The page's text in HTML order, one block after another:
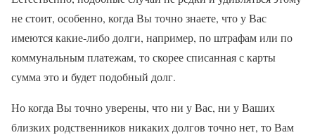
не стоит, особенно, когда Вы точно знаете, что у Вас
имеются какие-либо долги, например, по штрафам или по
коммунальным платежам, то скорее списанная с карты
сумма это и будет подобный долг.
Но когда Вы точно уверены, что ни у Вас, ни у Ваших
близких родственников никаких долгов точно нет, то Вам